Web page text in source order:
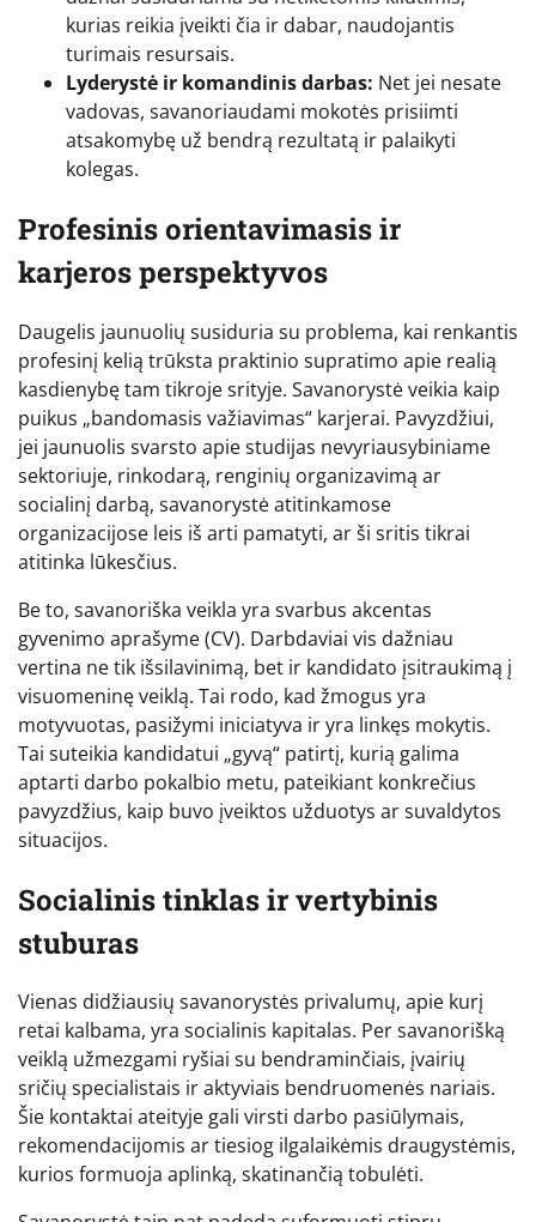
kurias reikia įveikti čia ir dabar, naudojantis
turimais resursais.
Lyderystė ir komandinis darbas: Net jei nesate
vadovas, savanoriaudami mokotės prisiimti
atsakomybę už bendrą rezultatą ir palaikyti
kolegas.
Profesinis orientavimasis ir
karjeros perspektyvos
Daugelis jaunuolių susiduria su problema, kai renkantis
profesinį kelią trūksta praktinio supratimo apie realią
kasdienybę tam tikroje srityje. Savanorystė veikia kaip
puikus „bandomasis važiavimas“ karjerai. Pavyzdžiui,
jei jaunuolis svarsto apie studijas nevyriausybiniame
sektoriuje, rinkodarą, renginių organizavimą ar
socialinį darbą, savanorystė atitinkamose
organizacijose leis iš arti pamatyti, ar ši sritis tikrai
atitinka lūkesčius.
Be to, savanoriška veikla yra svarbus akcentas
gyvenimo aprašyme (CV). Darbdaviai vis dažniau
vertina ne tik išsilavinimą, bet ir kandidato įsitraukimą į
visuomeninę veiklą. Tai rodo, kad žmogus yra
motyvuotas, pasižymi iniciatyva ir yra linkęs mokytis.
Tai suteikia kandidatui „gyvą“ patirtį, kurią galima
aptarti darbo pokalbio metu, pateikiant konkrečius
pavyzdžius, kaip buvo įveiktos užduotys ar suvaldytos
situacijos.
Socialinis tinklas ir vertybinis
stuburas
Vienas didžiausių savanorystės privalumų, apie kurį
retai kalbama, yra socialinis kapitalas. Per savanorišką
veiklą užmezgami ryšiai su bendraminčiais, įvairių
sričių specialistais ir aktyviais bendruomenės nariais.
Šie kontaktai ateityje gali virsti darbo pasiūlymais,
rekomendacijomis ar tiesiog ilgalaikėmis draugystėmis,
kurios formuoja aplinką, skatinančią tobulėti.